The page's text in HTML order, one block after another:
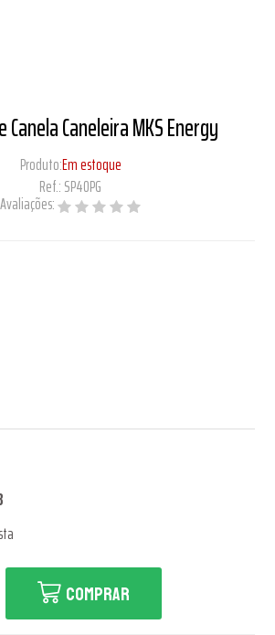
Caneleira MKS Energy
Produto:Em estoque
Ref.:SP40PG
Avaliações:
COMPRAR